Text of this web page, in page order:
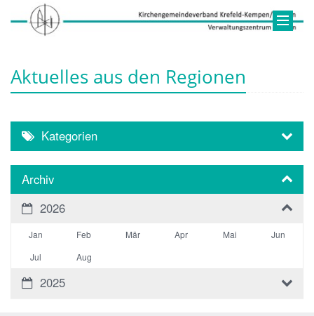
Aktuelles aus den Regionen
Kategorien
Archiv
2026
Jan Feb Mär Apr Mai
Jun
Jul
Aug
2025